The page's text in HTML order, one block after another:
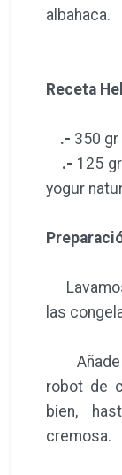
albahaca.
Receta
.- 350
.- 125
yogur
las
robot de
bien,
cremosa.